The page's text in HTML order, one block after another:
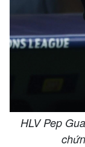
HLV Pep